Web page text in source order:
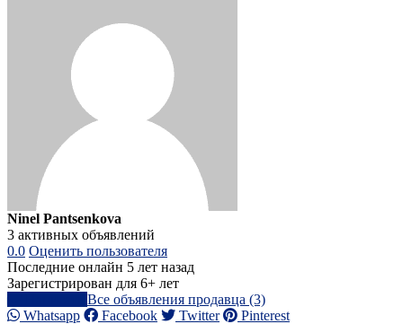
Ninel Pantsenkova
3 активных объявлений
0.0 Оценить пользователя
Последние онлайн 5 лет назад
Зарегистрирован для 6+ лет
Все объявления продавца (3)
Whatsapp
Facebook Twitter Pinterest